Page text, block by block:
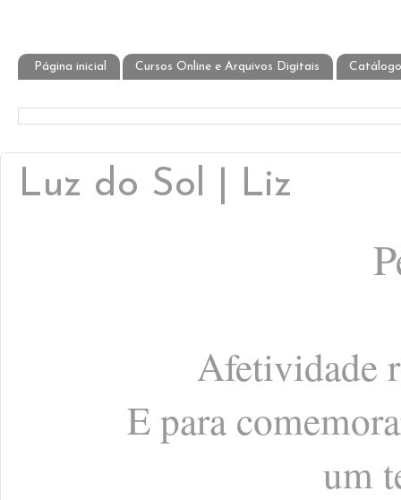
Página inicial Cursos Online e Arquivos Digitais
Luz do Sol | Liz
Afetividade
E para
um